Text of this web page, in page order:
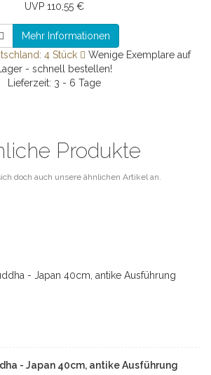
UVP 110,55 €
Mehr Informationen
4 Stück
Wenige Exemplare auf
- schnell bestellen!
Lieferzeit: 3 - 6 Tage
Produkte
doch auch unsere ähnlichen Artikel an.
- Japan 40cm, antike Ausführung